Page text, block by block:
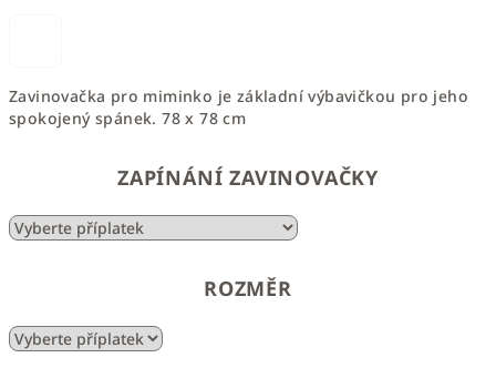
Zavinovačka pro miminko je základní výbavičkou pro jeho
spokojený spánek. 78 x 78 cm
ZAPÍNÁNÍ ZAVINOVAČKY
ROZMĚR